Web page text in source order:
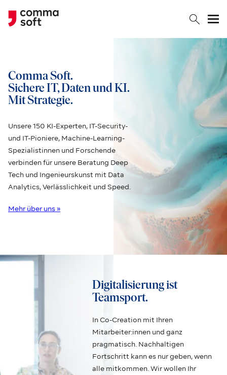
Comma Soft.
Sichere IT, Daten und KI.
Mit Strategie.
Unsere 150 KI-Experten, IT-Security-
und IT-Pioniere, Machine-Learning-
Spezialistinnen und Forschende
verbinden für unsere Beratung Deep
Tech und Ingenieurskunst mit Data
Analytics, Verlässlichkeit und Speed.
Mehr über uns »
Digitalisierung ist
Teamsport.
In Co-Creation mit Ihren
Mitarbeiter:innen und ganz
pragmatisch. Nachhaltigen
Fortschritt kann es nur geben, wenn
alle mitkommen. Wir wollen Ihr